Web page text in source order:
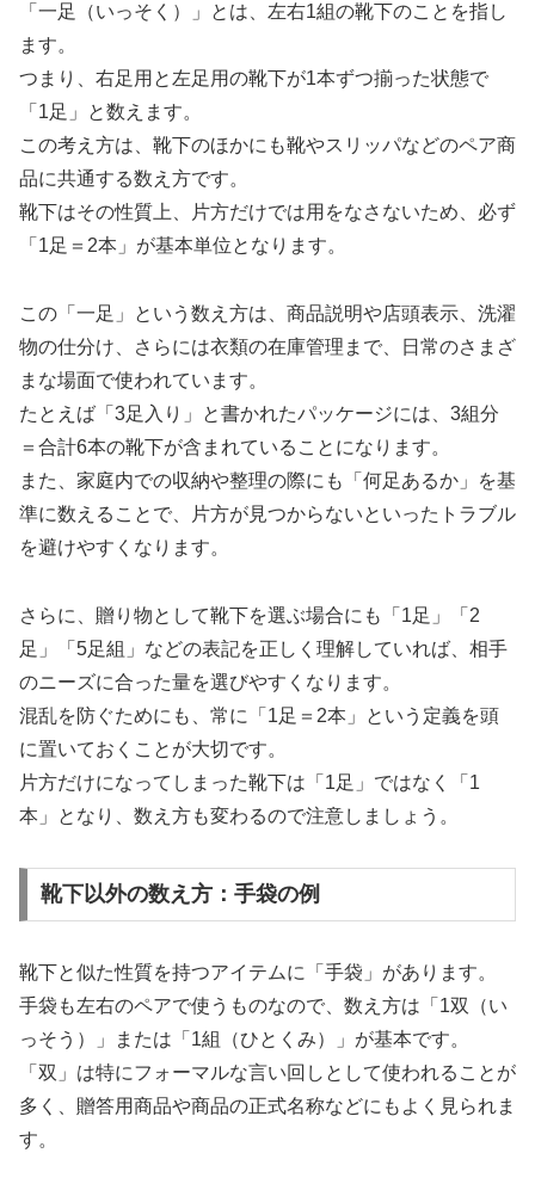
「一足（いっそく）」とは、左右1組の靴下のことを指し
ます。
つまり、右足用と左足用の靴下が1本ずつ揃った状態で
「1足」と数えます。
この考え方は、靴下のほかにも靴やスリッパなどのペア商
品に共通する数え方です。
靴下はその性質上、片方だけでは用をなさないため、必ず
「1足＝2本」が基本単位となります。
この「一足」という数え方は、商品説明や店頭表示、洗濯
物の仕分け、さらには衣類の在庫管理まで、日常のさまざ
まな場面で使われています。
たとえば「3足入り」と書かれたパッケージには、3組分
＝合計6本の靴下が含まれていることになります。
また、家庭内での収納や整理の際にも「何足あるか」を基
準に数えることで、片方が見つからないといったトラブル
を避けやすくなります。
さらに、贈り物として靴下を選ぶ場合にも「1足」「2
足」「5足組」などの表記を正しく理解していれば、相手
のニーズに合った量を選びやすくなります。
混乱を防ぐためにも、常に「1足＝2本」という定義を頭
に置いておくことが大切です。
片方だけになってしまった靴下は「1足」ではなく「1
本」となり、数え方も変わるので注意しましょう。
靴下以外の数え方：手袋の例
靴下と似た性質を持つアイテムに「手袋」があります。
手袋も左右のペアで使うものなので、数え方は「1双（い
っそう）」または「1組（ひとくみ）」が基本です。
「双」は特にフォーマルな言い回しとして使われることが
多く、贈答用商品や商品の正式名称などにもよく見られま
す。